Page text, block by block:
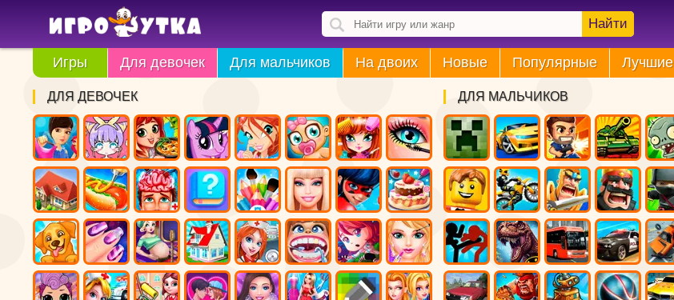
Найти
Игры Для девочек Для мальчиков На двоих Новые Популярные Лучшие
ДЛЯ МАЛЬЧИКОВ
ДЛЯ ДЕВОЧЕК